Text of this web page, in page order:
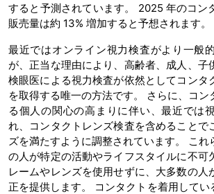
すると予測されています。 2025 年のコン
販売量は約 13% 増加すると予想されます。
最近ではオンライン視力検査がより一般
が、正当な理由により、高齢者、成人、子
検眼医による視力検査が依然としてコンタ
を取得する唯一の方法です。 さらに、コン
る個人の関心の高まりに伴い、最近では
れ、コンタクトレンズ検査を含めることで
ズを満たすように調整されています。 これ
の人が特定の活動やライフスタイルに不可
レームやレンズを使用せずに、大多数の人
正を提供します。 コンタクトを着用してい